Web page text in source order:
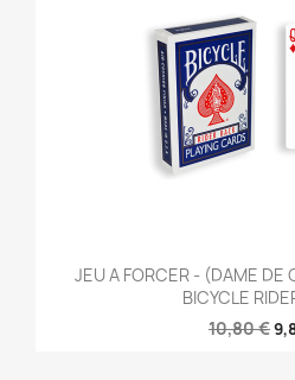
JEU A FORCER - (DAME DE
BICYCLE
10,80 €